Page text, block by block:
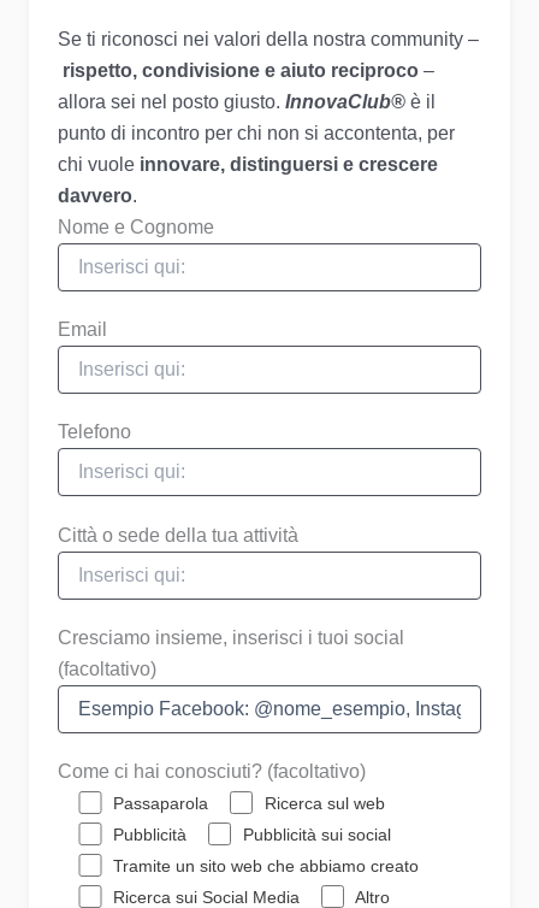
Se ti riconosci nei valori della nostra community –
rispetto, condivisione e aiuto reciproco –
allora sei nel posto giusto. InnovaClub® è il
punto di incontro per chi non si accontenta, per
chi vuole innovare, distinguersi e crescere
davvero.
Nome e Cognome
Email
Telefono
Città o sede della tua attività
Cresciamo insieme, inserisci i tuoi social
(facoltativo)
Come ci hai conosciuti? (facoltativo)
Passaparola
Ricerca sul web
Pubblicità
Pubblicità sui social
Tramite un sito web che abbiamo creato
Ricerca sui Social Media
Altro